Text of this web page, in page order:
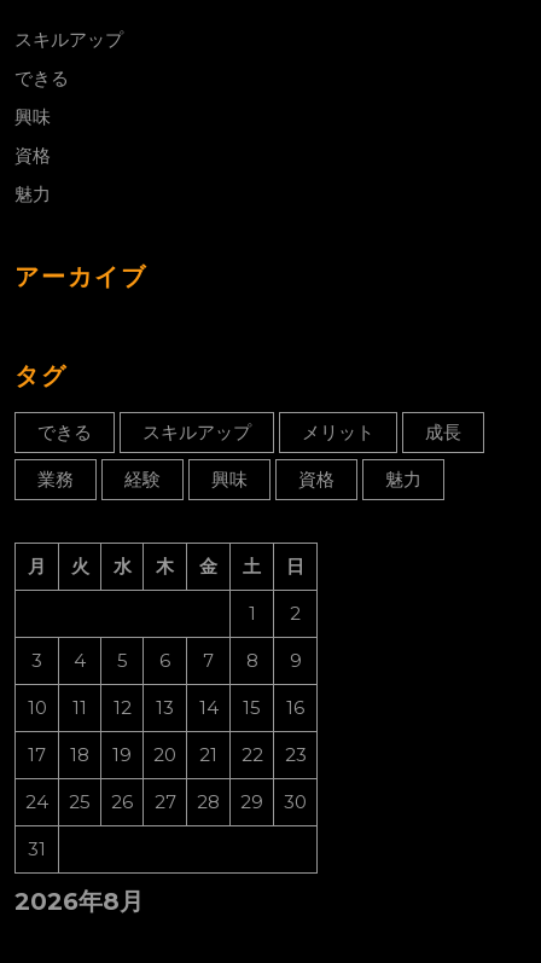
スキルアップ
できる
興味
資格
魅力
アーカイブ
タグ
できる スキルアップ メリット 成長
業務 経験 興味 資格 魅力
2026年8月
月 火 水 木 金 土 日
1 2
3 4 5 6 7 8 9
10 11 12 13 14 15 16
17 18 19 20 21 22 23
24 25 26 27 28 29 30
31